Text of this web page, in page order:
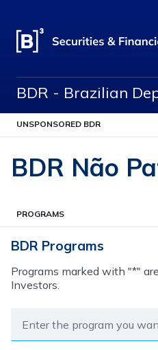
BDR - Brazilian
UNSPONSORED BDR
BDR Não
PROGRAMS
BDR Programs
Programs marked with "*"
Investors.